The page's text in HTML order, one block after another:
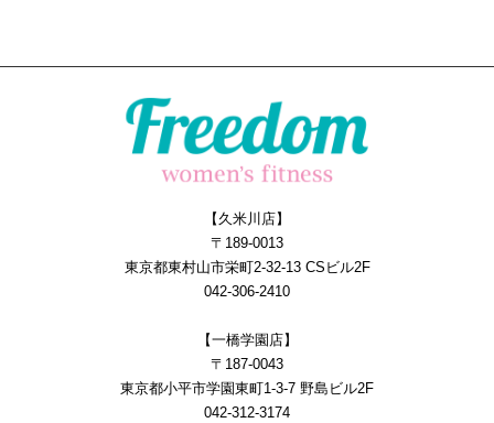
【久米川店】
〒189-0013
東京都東村山市栄町2-32-13 CSビル2F
042-306-2410
【一橋学園店】
〒187-0043
東京都小平市学園東町1-3-7 野島ビル2F
042-312-3174